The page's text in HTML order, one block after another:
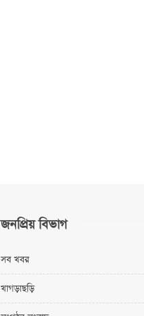
জনপ্রিয় বিভাগ
সব খবর
খাগড়াছড়ি